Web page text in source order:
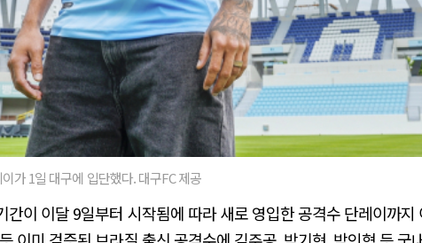
가 1일 대구에 입단했다. 대구FC 제공
간이 이달 9일부터 시작됨에 따라 새로 영입한 공격수 단레이까